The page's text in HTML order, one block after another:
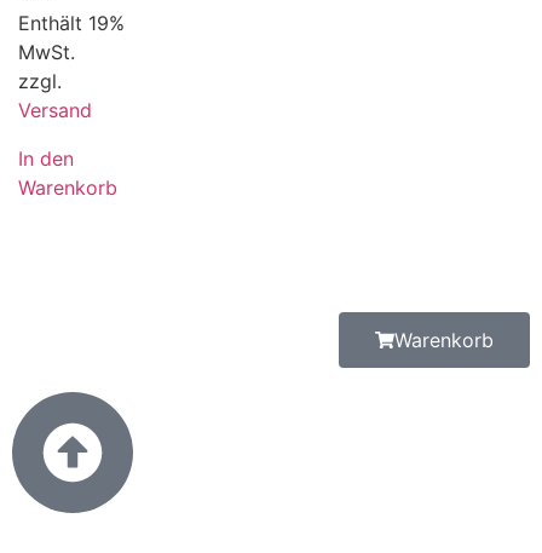
Enthält 19%
MwSt.
zzgl.
Versand
In den
Warenkorb
Warenkorb